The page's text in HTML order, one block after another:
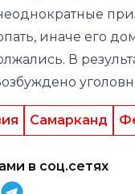
иначе его
В
Самарканд
в соц.сетях